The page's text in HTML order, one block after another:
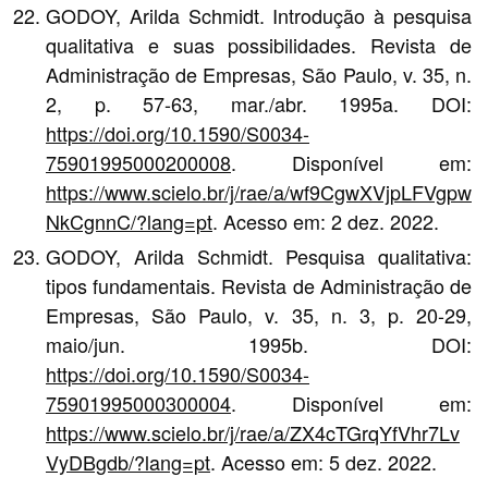
GODOY, Arilda Schmidt. Introdução à pesquisa
qualitativa e suas possibilidades. Revista de
Administração de Empresas, São Paulo, v. 35, n.
2, p. 57-63, mar./abr. 1995a. DOI:
https://doi.org/10.1590/S0034-
75901995000200008. Disponível em:
https://www.scielo.br/j/rae/a/wf9CgwXVjpLFVgpw
NkCgnnC/?lang=pt. Acesso em: 2 dez. 2022.
GODOY, Arilda Schmidt. Pesquisa qualitativa:
tipos fundamentais. Revista de Administração de
Empresas, São Paulo, v. 35, n. 3, p. 20-29,
maio/jun. 1995b. DOI:
https://doi.org/10.1590/S0034-
75901995000300004. Disponível em:
https://www.scielo.br/j/rae/a/ZX4cTGrqYfVhr7Lv
VyDBgdb/?lang=pt. Acesso em: 5 dez. 2022.